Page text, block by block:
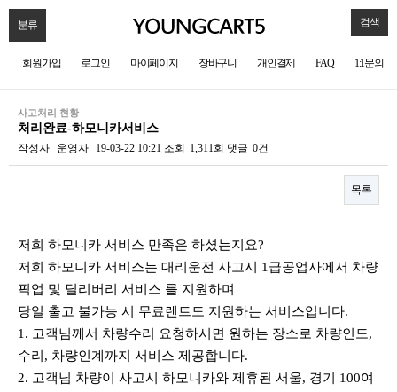
분류 검색
회원가입 로그인 마이페이지 장바구니 개인결제 FAQ 1:1문의
사고처리 현황
처리완료-하모니카서비스
작성자 운영자 19-03-22 10:21 조회 1,311회 댓글 0건
목록
저희 하모니카 서비스 만족은 하셨는지요?
저희 하모니카 서비스는 대리운전 사고시 1급공업사에서 차량
픽업 및 딜리버리 서비스 를 지원하며
당일 출고 불가능 시 무료렌트도 지원하는 서비스입니다.
1. 고객님께서 차량수리 요청하시면 원하는 장소로 차량인도,
수리, 차량인계까지 서비스 제공합니다.
2. 고객님 차량이 사고시 하모니카와 제휴된 서울, 경기 100여